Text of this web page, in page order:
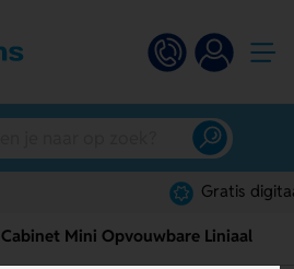
Cabinet Mini Opvouwbare Liniaal